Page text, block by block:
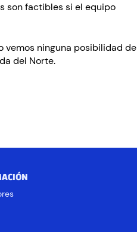
son factibles si el equipo
vemos ninguna posibilidad de
del Norte.